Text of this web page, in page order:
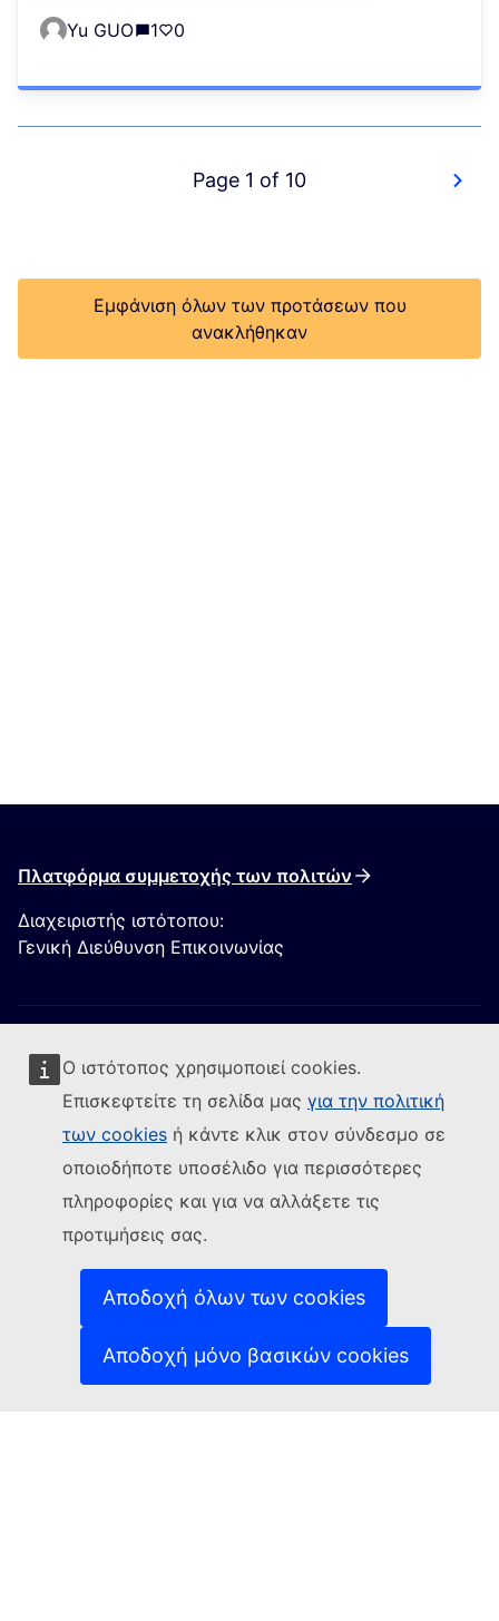
Ο ιστότοπος χρησιμοποιεί cookies.
Επισκεφτείτε τη σελίδα μας για την πολιτική
των cookies ή κάντε κλικ στον σύνδεσμο σε
οποιοδήποτε υποσέλιδο για περισσότερες
πληροφορίες και για να αλλάξετε τις
προτιμήσεις σας.
Αποδοχή όλων των cookies
Αποδοχή μόνο βασικών cookies
Yu GUO 1 0
Page 1 of 10
Εμφάνιση όλων των προτάσεων που
ανακλήθηκαν
Πλατφόρμα συμμετοχής των πολιτών
Διαχειριστής ιστότοπου:
Γενική Διεύθυνση Επικοινωνίας
Ακολουθήστε την Ευρωπαϊκή Επιτροπή
Επικοινωνήστε μαζί μας
(Εξωτερική σύνδεση)
Αναφορά τρωτού σημείου ΤΠ (Εξωτερική σύνδεση)
Γλώσσες στις οποίες είναι διαθέσιμοι οι ιστότοποί
(Εξωτερική σύνδεση)
(Εξωτερική σύνδεση)
Πολιτική απορρήτου
Ανακοίνωση νομικού περιεχομένου
(Εξωτερική
Δυνατότητα πρόσβασης